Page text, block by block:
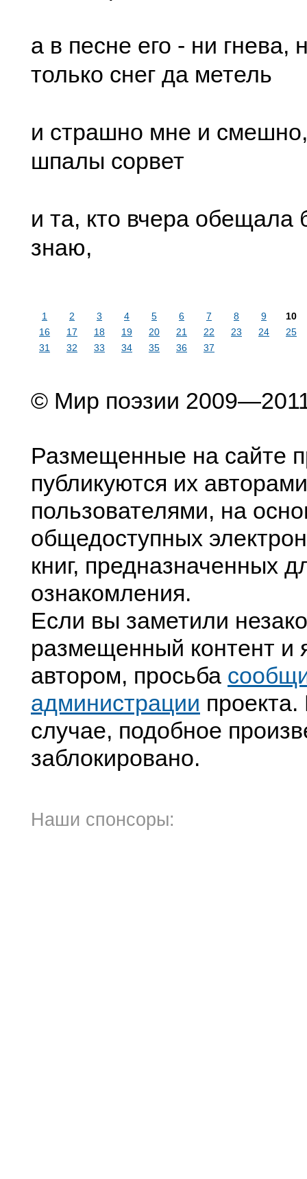
а в песне его - ни гнева,
только снег да метель
и страшно мне и смешно,
шпалы сорвет
и та, кто вчера обещала
знаю,
1 2 3 4 5 6 7 8 9
10
16
17 18 19 20 21 22 23 24
25
31
32 33 34 35 36 37
© Мир поэзии
Размещенные на сайте
публикуются их
пользователями, на
общедоступных
книг, предназначенных
ознакомления.
Если вы заметили
размещенный контент и
автором, просьба
администрации
случае, подобное
заблокировано.
Наши спонсоры: